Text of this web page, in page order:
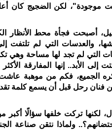
موجودة"، لكن الضجيج كان
أصبحت فجأة محط الأنظار
والعدسات التي لم تلتفت
التي لم تجد لها مساحة
إلى الأبد.. إنها المفارقة
الجميع، فكم من موهبة
فنان رحل قبل أن يسمع كلمة
لكنها تركت خلفها سؤالًا أكبر من
.. ولماذا نتقن صناعة